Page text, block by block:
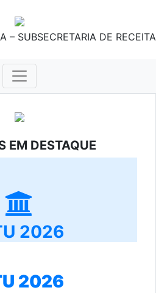
– SUBSECRETARIA DE RECEITA
EM DESTAQUE
2026
2026